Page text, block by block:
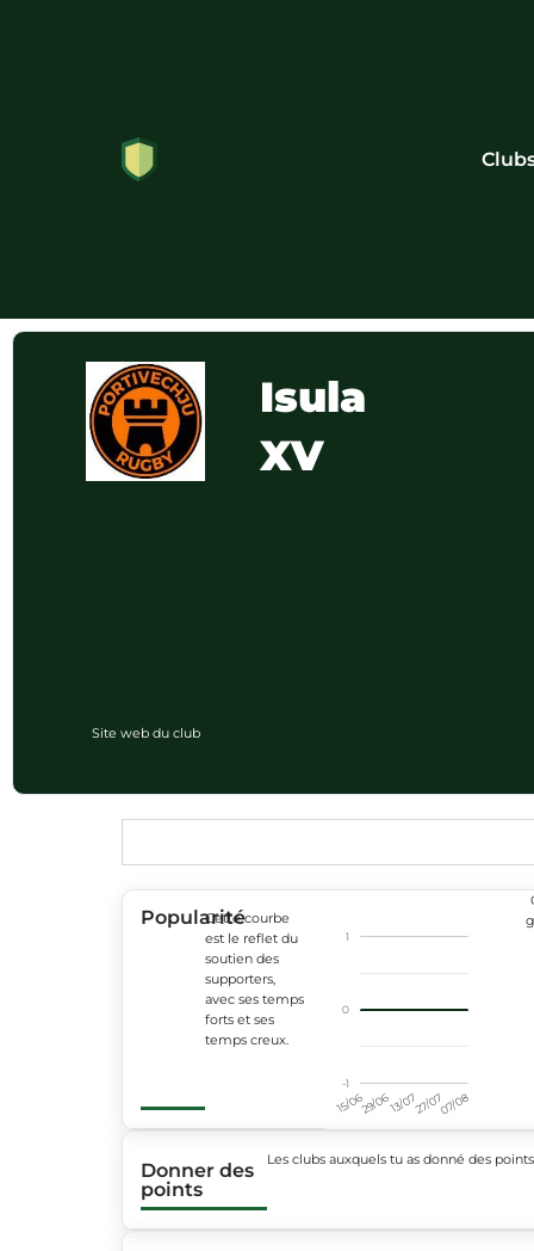
Site web du club
Isula
XV
PopularitéCette courbe
est le reflet du
soutien des
supporters,
avec ses temps
forts et ses
temps creux.
15/0629/0613/0727/0707/08
-1
0
1
Donner des
points
Les clubs auxquels tu as donné des points